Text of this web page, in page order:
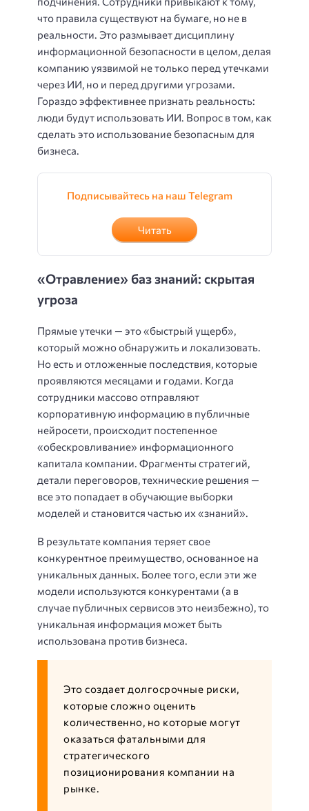
что правила существуют на бумаге, но не в
реальности. Это размывает дисциплину
информационной безопасности в целом, делая
компанию уязвимой не только перед утечками
через ИИ, но и перед другими угрозами.
Гораздо эффективнее признать реальность:
люди будут использовать ИИ. Вопрос в том, как
сделать это использование безопасным для
бизнеса.
Подписывайтесь на наш Telegram
Читать
«Отравление» баз знаний: скрытая
угроза
Прямые утечки — это «быстрый ущерб»,
который можно обнаружить и локализовать.
Но есть и отложенные последствия, которые
проявляются месяцами и годами. Когда
сотрудники массово отправляют
корпоративную информацию в публичные
нейросети, происходит постепенное
«обескровливание» информационного
капитала компании. Фрагменты стратегий,
детали переговоров, технические решения —
все это попадает в обучающие выборки
моделей и становится частью их «знаний».
В результате компания теряет свое
конкурентное преимущество, основанное на
уникальных данных. Более того, если эти же
модели используются конкурентами (а в
случае публичных сервисов это неизбежно), то
уникальная информация может быть
использована против бизнеса.
Это создает долгосрочные риски,
которые сложно оценить
количественно, но которые могут
оказаться фатальными для
стратегического
позиционирования компании на
рынке.